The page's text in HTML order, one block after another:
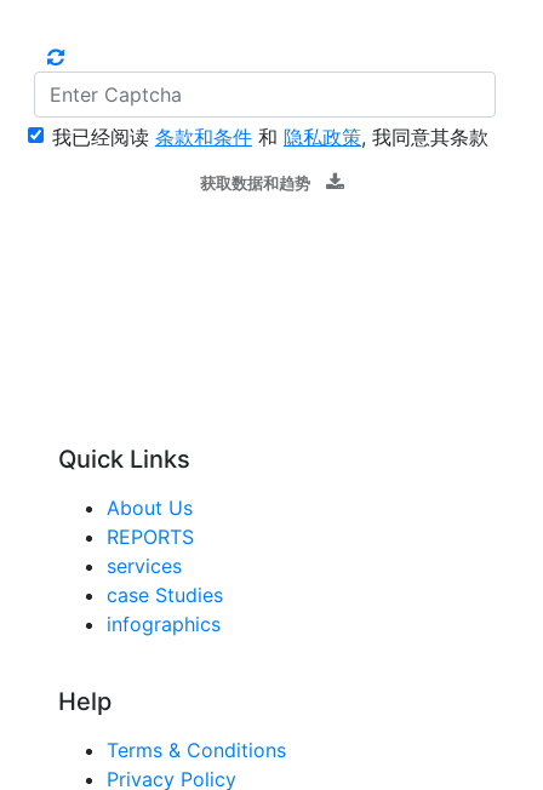
我已经阅读 条款和条件 和 隐私政策, 我同意其条款
获取数据和趋势
Quick Links
About Us
REPORTS
services
case Studies
infographics
Help
Terms & Conditions
Privacy Policy